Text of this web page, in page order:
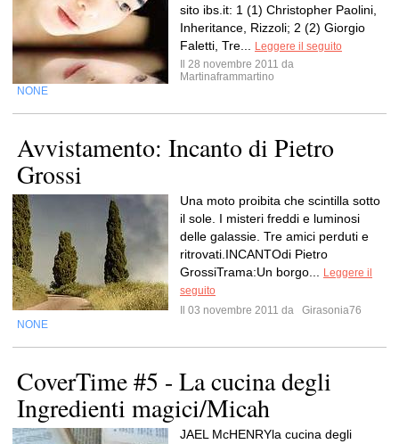
sito ibs.it: 1 (1) Christopher Paolini,
Inheritance, Rizzoli; 2 (2) Giorgio
Faletti, Tre...
Leggere il seguito
Il 28 novembre 2011 da
Martinaframmartino
NONE
Avvistamento: Incanto di Pietro
Grossi
Una moto proibita che scintilla sotto
il sole. I misteri freddi e luminosi
delle galassie. Tre amici perduti e
ritrovati.INCANTOdi Pietro
GrossiTrama:Un borgo...
Leggere il
seguito
Il 03 novembre 2011 da
Girasonia76
NONE
CoverTime #5 - La cucina degli
Ingredienti magici/Micah
JAEL McHENRYla cucina degli